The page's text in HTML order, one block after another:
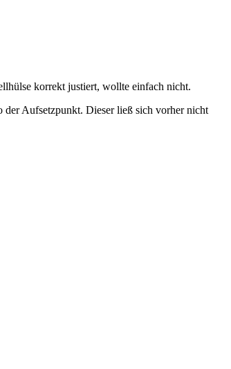
korrekt justiert, wollte einfach nicht.
der Aufsetzpunkt. Dieser ließ sich vorher nicht